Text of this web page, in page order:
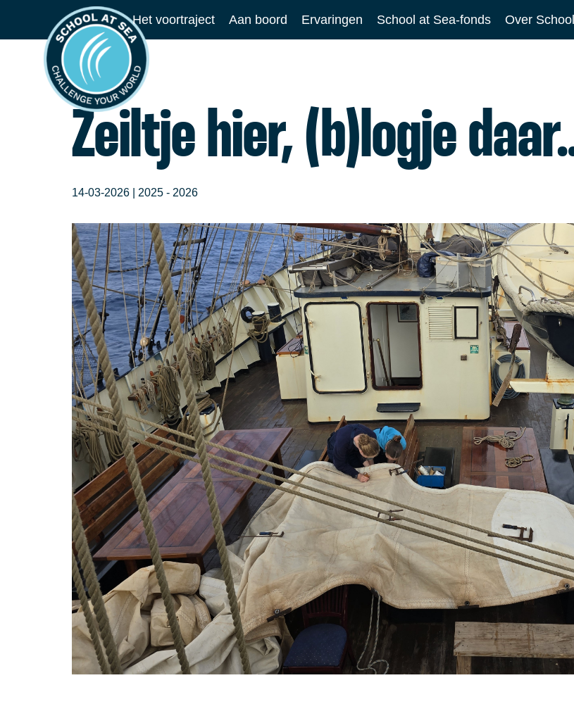
de
School
at
Sea
Het voortraject Aan boord Ervaringen School at Sea-fonds Over
Zeiltje hier, (b)logje
14-03-2026 | 2025 - 2026